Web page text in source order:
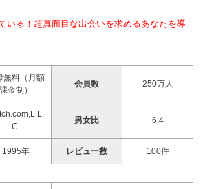
いる！超真面目な出会いを求めるあなたを導
無料（月額
課金制）
会員数 250万人
C.
男女比 6:4
1995年 レビュー数 100件